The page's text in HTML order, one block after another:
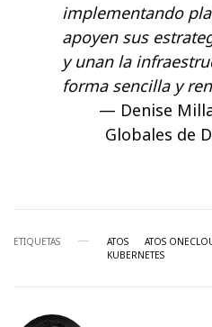
implementando
apoyen sus
y unan la
forma sencilla y
Denise
Globales de
ETIQUETAS ATOS ATOS
KUBERNETES